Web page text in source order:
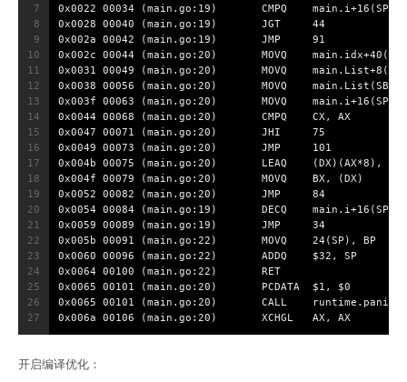
7
8
9
10
11
12
13
14
15
16
17
18
19
20
21
22
23
24
25
26
27
0x0022 00034 (main.go:19)	CMPQ
0x0028 00040 (main.go:19)	JGT	44
0x002a 00042 (main.go:19)	JMP	91
0x002c 00044 (main.go:20)	MOVQ
0x0031 00049 (main.go:20)	MOVQ
0x0038 00056 (main.go:20)	MOVQ
0x003f 00063 (main.go:20)	MOVQ
0x0044 00068 (main.go:20)	CMPQ	CX, AX
0x0047 00071 (main.go:20)	JHI	75
0x0049 00073 (main.go:20)	JMP	101
0x004b 00075 (main.go:20)	LEAQ	(DX)(AX*8), DX
0x004f 00079 (main.go:20)	MOVQ	BX, (DX)
0x0052 00082 (main.go:20)	JMP	84
0x0054 00084 (main.go:19)	DECQ	main.i+16(SP)
0x0059 00089 (main.go:19)	JMP	34
0x005b 00091 (main.go:22)	MOVQ	24(SP), BP
0x0060 00096 (main.go:22)	ADDQ	$32, SP
0x0064 00100 (main.go:22)	RET
0x0065 00101 (main.go:20)	PCDATA	$1, $0
0x0065 00101 (main.go:20)	CALL
0x006a 00106 (main.go:20)	XCHGL	AX, AX
开启编译优化：